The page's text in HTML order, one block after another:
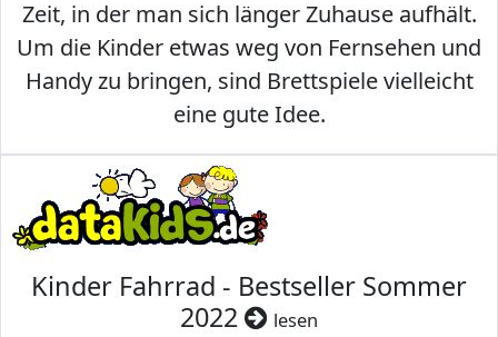
Zeit, in der man sich länger Zuhause aufhält.
Um die Kinder etwas weg von Fernsehen und
Handy zu bringen, sind Brettspiele vielleicht
eine gute Idee.
Kinder Fahrrad - Bestseller Sommer
2022
lesen